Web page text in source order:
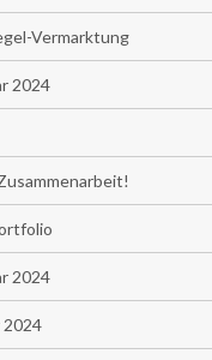
Vermarktung
2024
2024
2024